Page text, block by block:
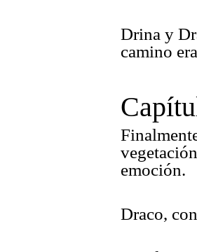
Drina y
camino
emoción.
Draco,